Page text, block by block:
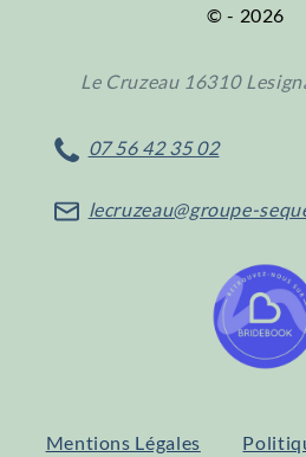
© 2026
Le Cruzeau 16310
07 56 42 35 02
lecruzeau@groupe-
Mentions Légales